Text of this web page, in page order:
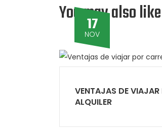
You may also like
17
NOV
VENTAJAS DE VIAJAR
ALQUILER